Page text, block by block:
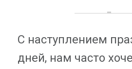
С наступлением
дней, нам часто